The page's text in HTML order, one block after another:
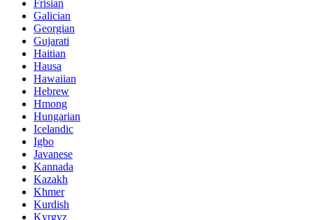
Frisian
Galician
Georgian
Gujarati
Haitian
Hausa
Hawaiian
Hebrew
Hmong
Hungarian
Icelandic
Igbo
Javanese
Kannada
Kazakh
Khmer
Kurdish
Kyrgyz